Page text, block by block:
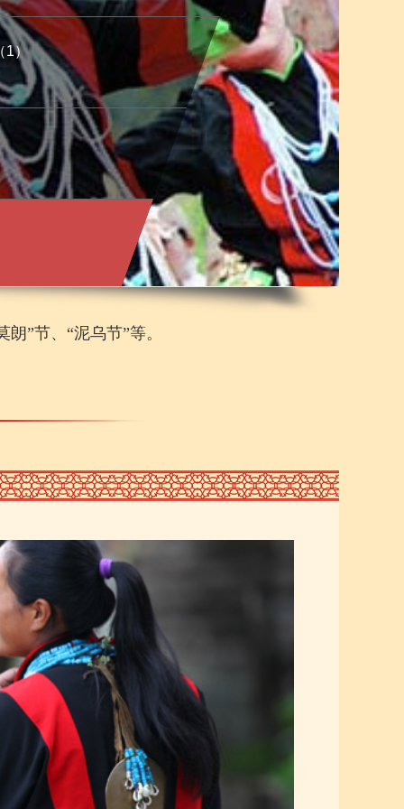
1）
”节、“泥乌节”等。